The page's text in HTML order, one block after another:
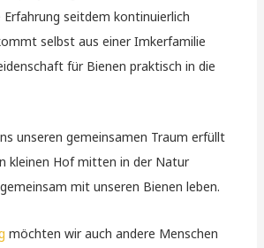
Erfahrung seitdem kontinuierlich
selbst aus einer Imkerfamilie
für Bienen praktisch in die
unseren gemeinsamen Traum erfüllt
kleinen Hof mitten in der Natur
mit unseren Bienen leben.
möchten wir auch andere Menschen